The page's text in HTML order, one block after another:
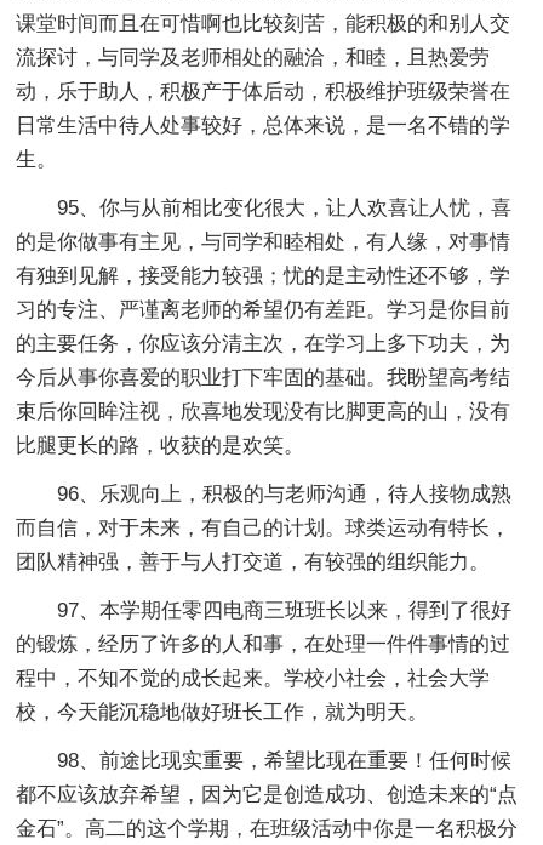
课堂时间而且在可惜啊也比较刻苦，能积极的和别人交
流探讨，与同学及老师相处的融洽，和睦，且热爱劳
动，乐于助人，积极产于体后动，积极维护班级荣誉在
日常生活中待人处事较好，总体来说，是一名不错的学
生。
95、你与从前相比变化很大，让人欢喜让人忧，喜
的是你做事有主见，与同学和睦相处，有人缘，对事情
有独到见解，接受能力较强；忧的是主动性还不够，学
习的专注、严谨离老师的希望仍有差距。学习是你目前
的主要任务，你应该分清主次，在学习上多下功夫，为
今后从事你喜爱的职业打下牢固的基础。我盼望高考结
束后你回眸注视，欣喜地发现没有比脚更高的山，没有
比腿更长的路，收获的是欢笑。
96、乐观向上，积极的与老师沟通，待人接物成熟
而自信，对于未来，有自己的计划。球类运动有特长，
团队精神强，善于与人打交道，有较强的组织能力。
97、本学期任零四电商三班班长以来，得到了很好
的锻炼，经历了许多的人和事，在处理一件件事情的过
程中，不知不觉的成长起来。学校小社会，社会大学
校，今天能沉稳地做好班长工作，就为明天。
98、前途比现实重要，希望比现在重要！任何时候
都不应该放弃希望，因为它是创造成功、创造未来的“点
金石”。高二的这个学期，在班级活动中你是一名积极分